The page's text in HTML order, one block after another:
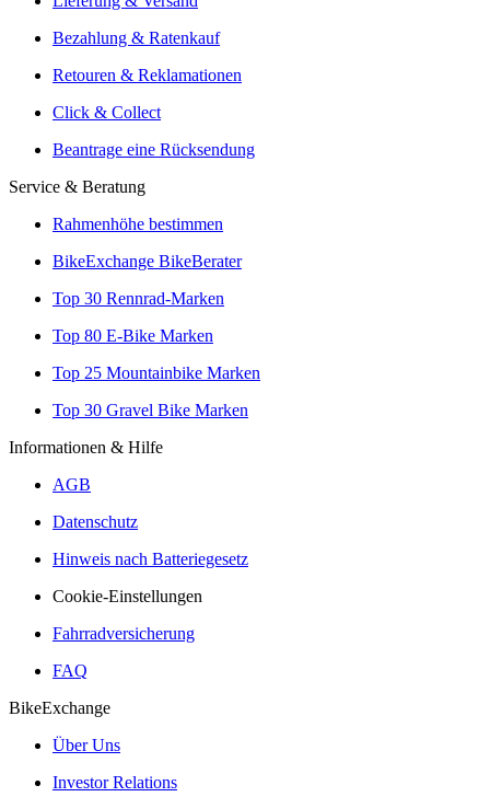
Reservierung & Probefahrt vor Ort
Leasingmöglichkeiten
Bezahlung & Ratenkauf
Retouren & Reklamationen
Click & Collect
Beantrage eine Rücksendung
Service & Beratung
Rahmenhöhe bestimmen
BikeExchange BikeBerater
Top 30 Rennrad-Marken
Top 80 E-Bike Marken
Top 25 Mountainbike Marken
Top 30 Gravel Bike Marken
Informationen & Hilfe
AGB
Datenschutz
Hinweis nach Batteriegesetz
Cookie-Einstellungen
Fahrradversicherung
FAQ
BikeExchange
Über Uns
Investor Relations